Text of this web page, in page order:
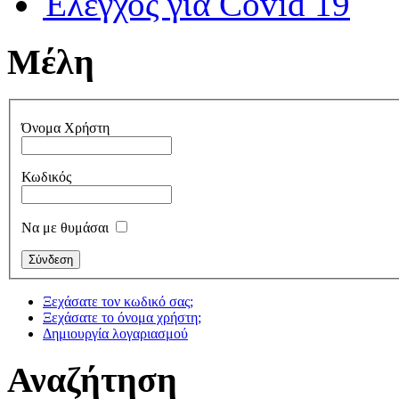
Μέλη
Όνομα Χρήστη
Κωδικός
Να με θυμάσαι
Ξεχάσατε τον κωδικό σας;
Ξεχάσατε το όνομα χρήστη;
Δημιουργία λογαριασμού
Αναζήτηση